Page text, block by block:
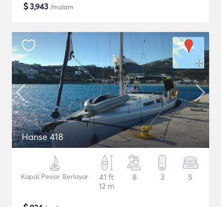
$3,943 /malam
Hanse 418
Kapal Pesiar Berlayar
41 ft
12 m
8 3 5